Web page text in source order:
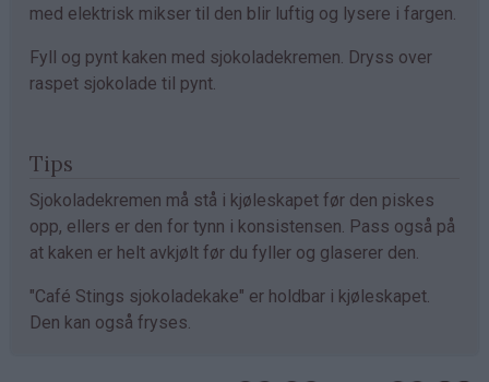
med elektrisk mikser til den blir luftig og lysere i fargen.
Fyll og pynt kaken med sjokoladekremen. Dryss over
raspet sjokolade til pynt.
Tips
Sjokoladekremen må stå i kjøleskapet før den piskes
opp, ellers er den for tynn i konsistensen. Pass også på
at kaken er helt avkjølt før du fyller og glaserer den.
"Café Stings sjokoladekake" er holdbar i kjøleskapet.
Den kan også fryses.